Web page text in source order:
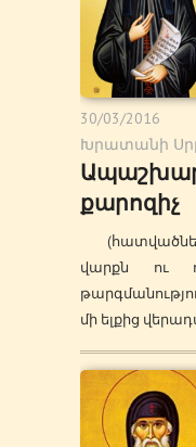
30/03/2016
Խրատանի
քարոզիչ
վարքն ու
մի ելքից